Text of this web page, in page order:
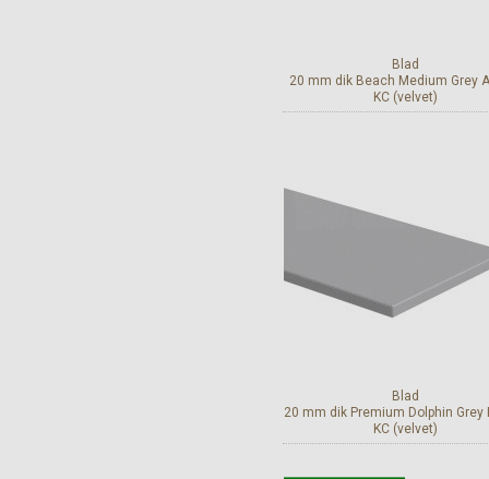
Blad
20 mm dik Beach Medium Grey
KC (velvet)
Blad
20 mm dik Premium Dolphin Grey
KC (velvet)